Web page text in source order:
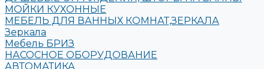
МОЙКИ КУХОННЫЕ
МЕБЕЛЬ ДЛЯ ВАННЫХ КОМНАТ,ЗЕРКАЛА
Зеркала
Мебель БРИЗ
НАСОСНОЕ ОБОРУДОВАНИЕ
АВТОМАТИКА